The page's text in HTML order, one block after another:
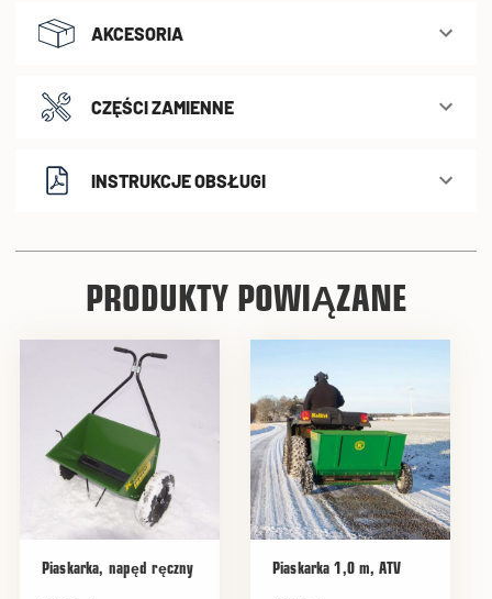
AKCESORIA
CZĘŚCI ZAMIENNE
INSTRUKCJE OBSŁUGI
PRODUKTY POWIĄZANE
Piaskarka, napęd ręczny Piaskarka 1,0 m, ATV